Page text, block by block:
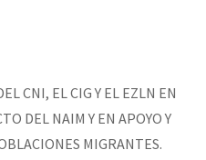
CNI, EL CIG Y EL EZLN EN
DEL NAIM Y EN APOYO Y
MIGRANTES.